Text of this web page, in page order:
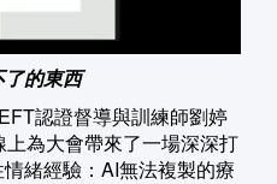
的東西
認證督導與訓練師劉婷
為大會帶來了一場深深打
緒經驗：AI無法複製的療